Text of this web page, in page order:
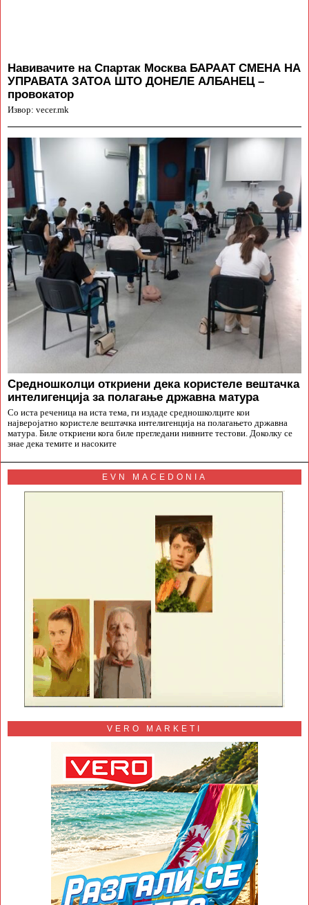
Навивачите на Спартак Москва БАРААТ СМЕНА НА
УПРАВАТА ЗАТОА ШТО ДОНЕЛЕ АЛБАНЕЦ –
провокатор
Извор: vecer.mk
Средношколци откриени дека користеле вештачка
интелигенција за полагање државна матура
Со иста реченица на иста тема, ги издаде средношколците кои
најверојатно користеле вештачка интелигенција на полагањето државна
матура. Биле откриени кога биле прегледани нивните тестови. Доколку се
знае дека темите и насоките
EVN MACEDONIA
VERO MARKETI